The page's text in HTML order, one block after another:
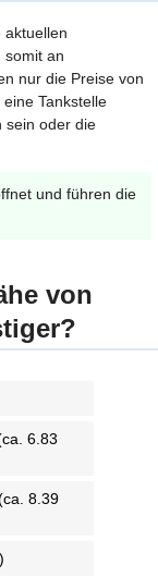
aktuellen
somit an
nur die Preise von
Tankstelle
sein oder die
und führen die
von
6.83
8.39